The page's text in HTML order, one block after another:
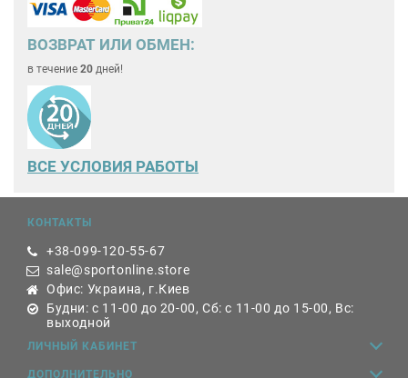
ВОЗВРАТ ИЛИ ОБМЕН:
в течение 20 дней!
ВСЕ УСЛОВИЯ РАБОТЫ
КОНТАКТЫ
+38-099-120-55-67
sale@sportonline.store
Офис: Украина, г.Киев
Будни: с 11-00 до 20-00, Сб: с 11-00 до 15-00, Вс:
выходной
ЛИЧНЫЙ КАБИНЕТ
ДОПОЛНИТЕЛЬНО